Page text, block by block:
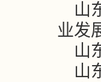
山
业发
山
山